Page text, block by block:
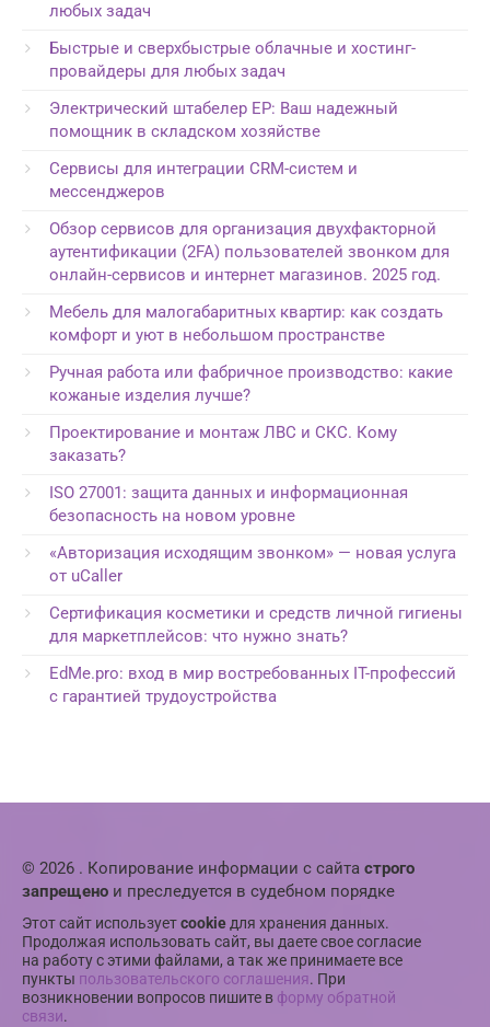
любых задач
Быстрые и сверхбыстрые облачные и хостинг-
провайдеры для любых задач
Электрический штабелер EP: Ваш надежный
помощник в складском хозяйстве
Сервисы для интеграции CRM-систем и
мессенджеров
Обзор сервисов для организация двухфакторной
аутентификации (2FA) пользователей звонком для
онлайн-сервисов и интернет магазинов. 2025 год.
Мебель для малогабаритных квартир: как создать
комфорт и уют в небольшом пространстве
Ручная работа или фабричное производство: какие
кожаные изделия лучше?
Проектирование и монтаж ЛВС и СКС. Кому
заказать?
ISO 27001: защита данных и информационная
безопасность на новом уровне
«Авторизация исходящим звонком» — новая услуга
от uCaller
Сертификация косметики и средств личной гигиены
для маркетплейсов: что нужно знать?
EdMe.pro: вход в мир востребованных IT-профессий
с гарантией трудоустройства
© 2026 . Копирование информации с сайта строго
запрещено и преследуется в судебном порядке
Этот сайт используетcookieдля хранения данных.
Продолжая использовать сайт, вы даете свое согласие
на работу с этими файлами, а так же принимаете все
пункты пользовательского соглашения. При
возникновении вопросов пишите в форму обратной
связи.